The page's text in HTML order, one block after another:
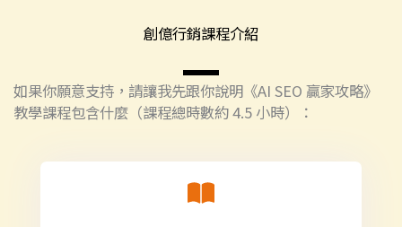
創億行銷課程介紹
如果你願意支持，請讓我先跟你說明《AI SEO 贏家攻略》
教學課程包含什麼（課程總時數約 4.5 小時）：